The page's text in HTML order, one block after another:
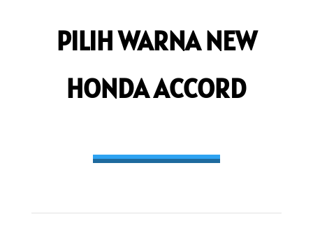
PILIH WARNA NEW
HONDA ACCORD